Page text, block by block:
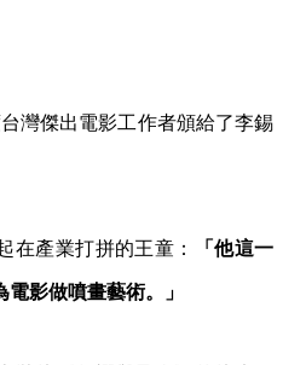
灣傑出電影工作者頒給了李錫
在產業打拼的王童： 「他這一
影做噴畫藝術。」